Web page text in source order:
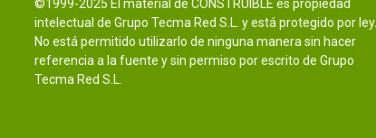
©1999-2025 El material de CONSTRUIBLE es propiedad
intelectual de Grupo Tecma Red S.L. y está protegido por ley.
No está permitido utilizarlo de ninguna manera sin hacer
referencia a la fuente y sin permiso por escrito de Grupo
Tecma Red S.L.